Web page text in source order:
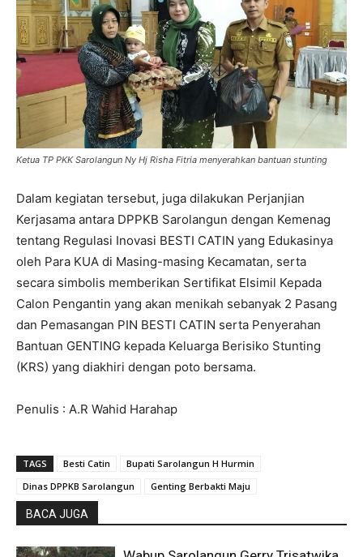
Ketua TP PKK Sarolangun Ny Hj Risha Fitria menyerahkan bantuan stunting
Dalam kegiatan tersebut, juga dilakukan Perjanjian
Kerjasama antara DPPKB Sarolangun dengan Kemenag
tentang Regulasi Inovasi BESTI CATIN yang Edukasinya
oleh Para KUA di Masing-masing Kecamatan, serta
secara simbolis memberikan Sertifikat Elsimil Kepada
Calon Pengantin yang akan menikah sebanyak 2 Pasang
dan Pemasangan PIN BESTI CATIN serta Penyerahan
Bantuan GENTING kepada Keluarga Berisiko Stunting
(KRS) yang diakhiri dengan poto bersama.
Penulis : A.R Wahid Harahap
TAGS Besti Catin
Bupati Sarolangun H Hurmin
Dinas DPPKB Sarolangun
Genting Berbakti Maju
BACA JUGA